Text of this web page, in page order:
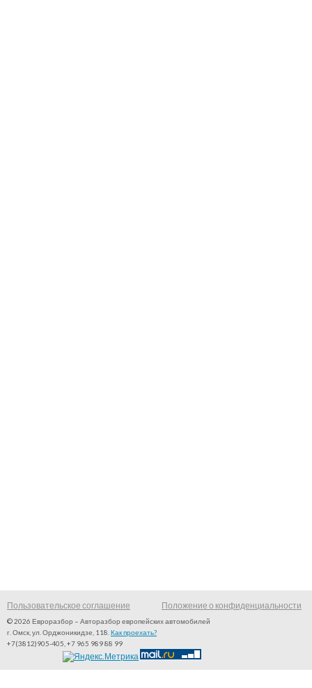
Пользовательское соглашение Положение о конфиденциальности
© 2026 Евроразбор – Авторазбор европейских автомобилей
г. Омск, ул. Орджоникидзе, 118. Как проехать?
+7(3812)905-405, +7 965 989 88 99